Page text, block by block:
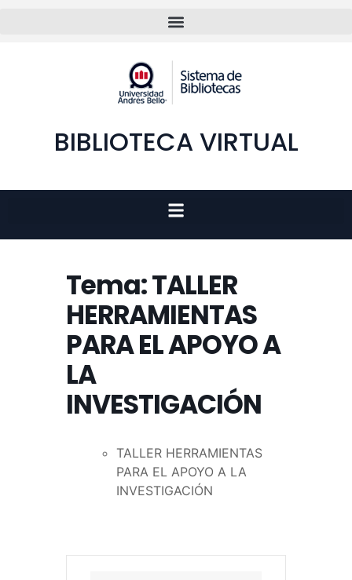
BIBLIOTECA VIRTUAL
Tema: TALLER
HERRAMIENTAS
PARA EL APOYO A
LA
INVESTIGACIÓN
TALLER HERRAMIENTAS
PARA EL APOYO A LA
INVESTIGACIÓN